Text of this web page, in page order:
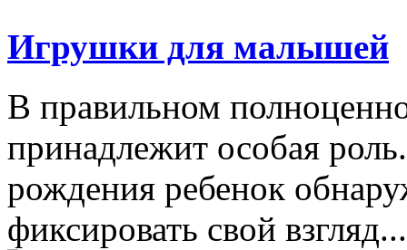
Игрушки для малышей
В правильном
принадлежит особая
рождения ребенок
фиксировать свой взгляд...